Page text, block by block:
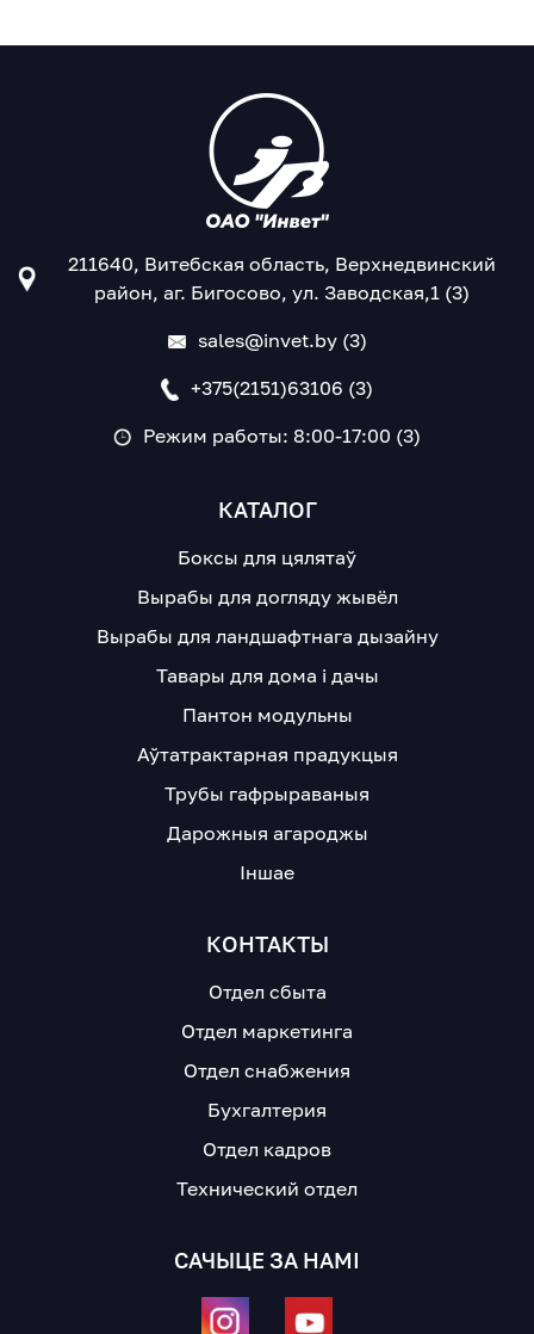
211640, Витебская область, Верхнедвинский
район, аг. Бигосово, ул. Заводская,1 (3)
sales@invet.by (3)
+375(2151)63106 (3)
Режим работы: 8:00-17:00 (3)
КАТАЛОГ
Боксы для цялятаў
Вырабы для догляду жывёл
Вырабы для ландшафтнага дызайну
Тавары для дома і дачы
Пантон модульны
Аўтатрактарная прадукцыя
Трубы гафрыраваныя
Дарожныя агароджы
Іншае
КОНТАКТЫ
Отдел сбыта
Отдел маркетинга
Отдел снабжения
Бухгалтерия
Отдел кадров
Технический отдел
САЧЫЦЕ ЗА НАМІ